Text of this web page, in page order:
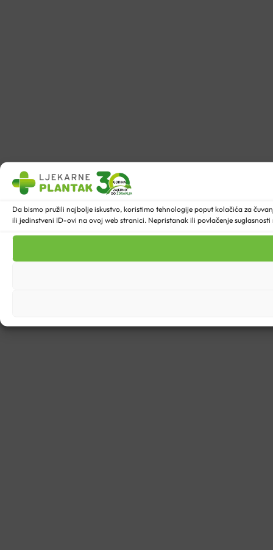
Da bismo pružili najbolje iskustvo, koristimo tehnologije poput kolačića za
ili jedinstveni ID-ovi na ovoj web stranici. Nepristanak ili povlačenje